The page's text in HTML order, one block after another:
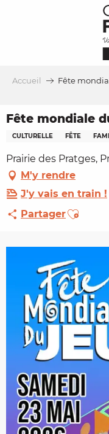
Accueil Fête
Fête mondiale
CULTURELLE FÊTE
Prairie des Pratges,
M'y rendre
J'y vais en train !
PartagerAjouter